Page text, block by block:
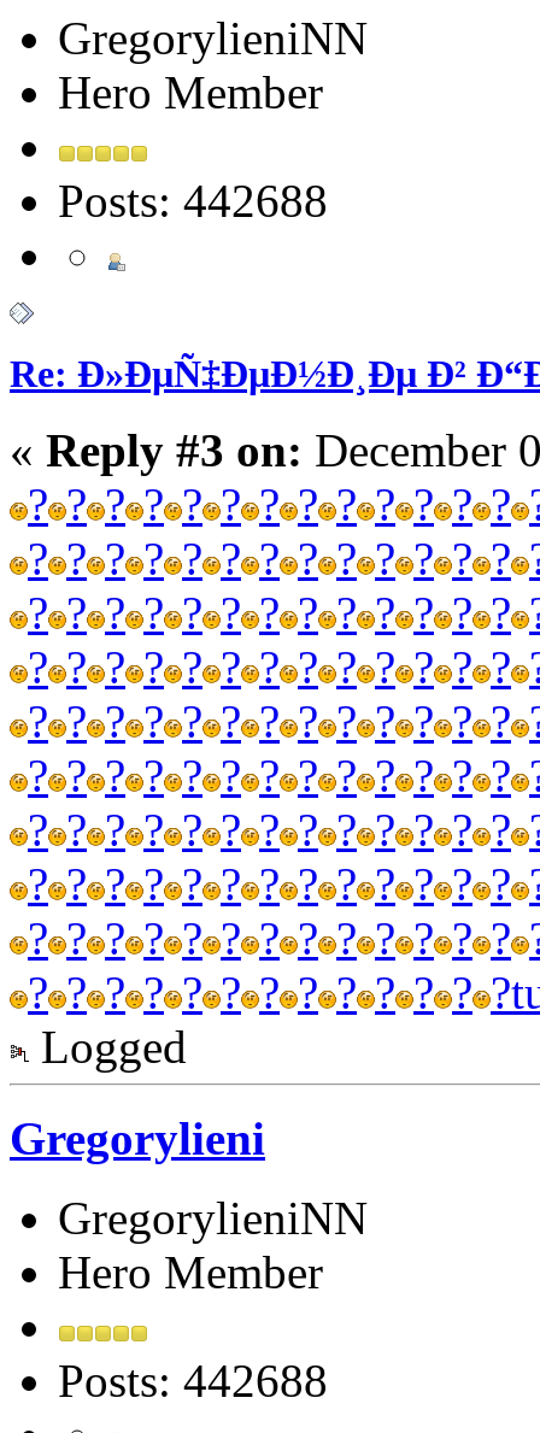
GregorylieniNN
Hero Member
Posts: 442688
Re: Ð»ÐµÑ‡ÐµÐ½Ð¸Ðµ Ð²
« Reply #3 on: December
? ? ? ? ? ? ? ? ? ? ? ? ?
? ? ? ? ? ? ? ? ? ? ? ? ?
? ? ? ? ? ? ? ? ? ? ? ? ?
? ? ? ? ? ? ? ? ? ? ? ? ?
? ? ? ? ? ? ? ? ? ? ? ? ?
? ? ? ? ? ? ? ? ? ? ? ? ?
? ? ? ? ? ? ? ? ? ? ? ? ?
? ? ? ? ? ? ? ? ? ? ? ? ?
? ? ? ? ? ? ? ? ? ? ? ? ?
? ? ? ? ? ? ? ? ? ? ? ? ?
Logged
Gregorylieni
GregorylieniNN
Hero Member
Posts: 442688